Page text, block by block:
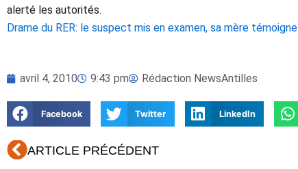
alerté les autorités.
Drame du RER: le suspect mis en examen, sa mère témoigne
avril 4, 2010 9:43 pm Rédaction NewsAntilles
Facebook Twitter LinkedIn
Précédent
ARTICLE PRÉCÉDENT